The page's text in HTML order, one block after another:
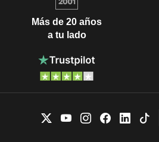
Más de 20 años
a tu lado